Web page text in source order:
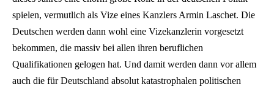
spielen, vermutlich als Vize eines Kanzlers Armin Laschet. Die
Deutschen werden dann wohl eine Vizekanzlerin vorgesetzt
bekommen, die massiv bei allen ihren beruflichen
Qualifikationen gelogen hat. Und damit werden dann vor allem
auch die für Deutschland absolut katastrophalen politischen